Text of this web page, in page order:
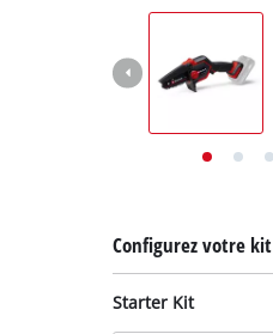
Configurez votre kit
Starter Kit